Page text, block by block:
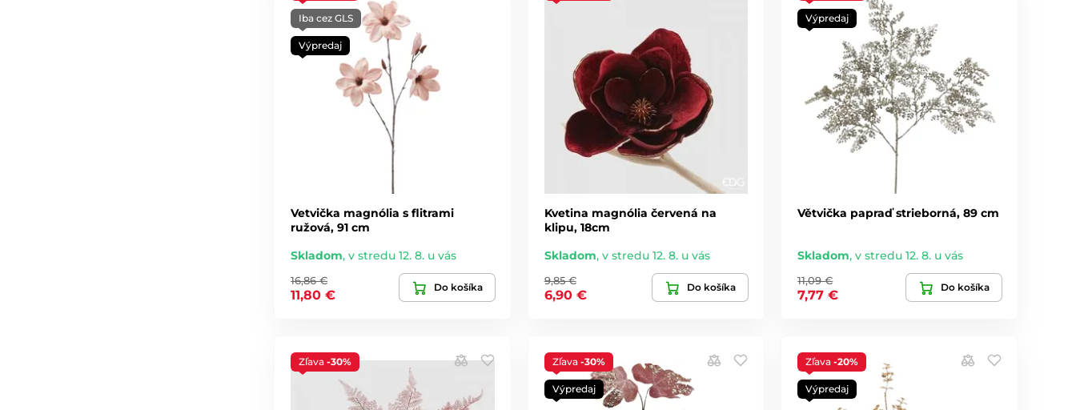
Iba cez GLS
Výpredaj
Vetvička magnólia s flitrami
ružová, 91 cm
Skladom, v stredu 12. 8. u vás
16,86 €
11,80 €
Do košíka
Kvetina magnólia červená na
klipu, 18cm
Skladom, v stredu 12. 8. u vás
9,85 €
6,90 €
Do košíka
Výpredaj
Větvička papraď strieborná, 89 cm
Skladom,v stredu 12. 8. u vás
11,09 €
7,77 €
Do košíka
Zľava -30% Zľava -30%
Výpredaj
Zľava-20%
Výpredaj